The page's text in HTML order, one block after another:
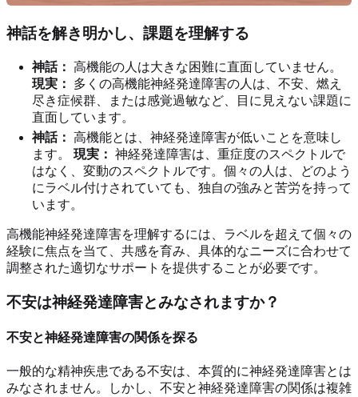
神話を解き明かし、課題を理解する
神話： 高機能の人は大きな困難に直面していません。
現実：
多くの高機能神経発達障害の人は、不安、燃え
尽き症候群、または感覚過敏など、目に見えない課題に
直面しています。
神話： 高機能とは、神経発達障害が低いことを意味し
ます。 現実： 神経発達障害は、重症度のスペクトルで
はなく、変動のスペクトルです。個々の人は、どのよう
にラベル付けされていても、独自の強みと苦労を持って
います。
高機能神経発達障害を理解するには、ラベルを超えて個々の
経験に焦点を当て、共感を育み、具体的なニーズに合わせて
調整された適切なサポートを提供することが必要です。
不安は神経発達障害とみなされますか？
不安と神経発達障害の関係を探る
一般的な精神疾患である不安は、本質的に神経発達障害とは
みなされません。しかし、不安と神経発達障害の関係は複雑